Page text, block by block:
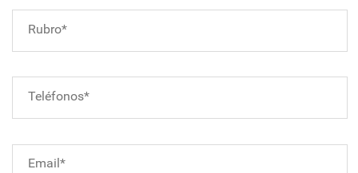
Rubro*
Teléfonos*
Email*